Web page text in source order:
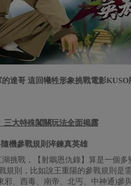
達哥 這回犧牲形象挑戰電影KUSO
三大特殊闖關玩法全面揭露
機參戰規則淬鍊真英雄
挑戰，【射鵰恩仇錄】算是一個
規則，比如說王重陽的參戰規則是
邪、西毒、南帝、北丐、中神通)參